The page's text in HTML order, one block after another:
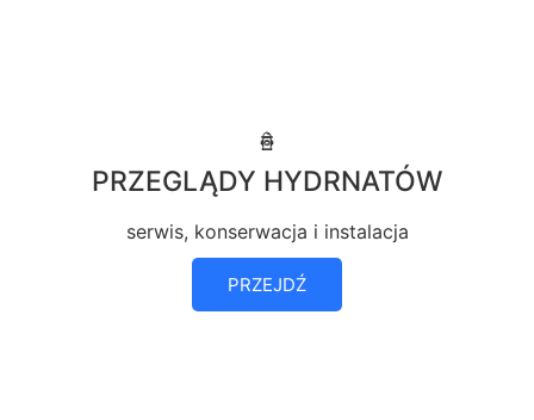
PRZEGLĄDY HYDRNATÓW
serwis, konserwacja i instalacja
PRZEJDŹ